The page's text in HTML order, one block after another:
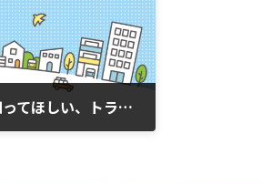
民泊ホームページに予約システムを入れる前に知ってほしい、トラブル